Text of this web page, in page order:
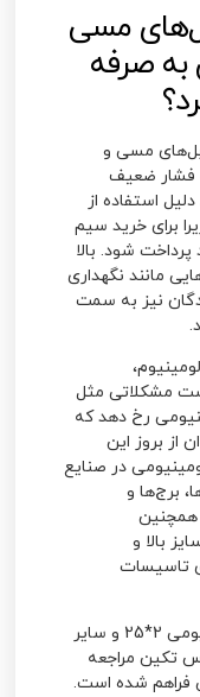
مسی
به صرفه
مسی و
فشار ضعیف
استفاده از
برای خرید سیم
شود. بالا
مانند نگهداری
نیز به سمت
مشکلاتی مثل
رخ دهد که
از بروز این
در صنایع
برج‌ها و
همچنین
بالا و
تاسیسات
برای اطلاع از اخرین قیمت کابل آلومینیومی 2*25 و سایر
تکین مراجعه
فراهم شده است.